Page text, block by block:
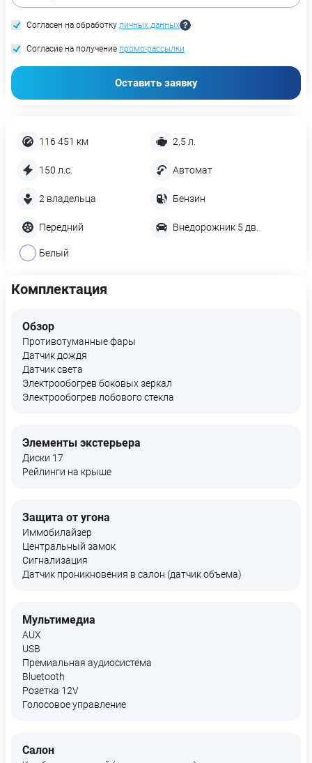
116 451 км 2,5 л.
150 л.с. Автомат
2 владельца Бензин
Передний Внедорожник 5 дв.
Белый
Комплектация
Обзор
Противотуманные фары
Датчик дождя
Датчик света
Электрообогрев боковых зеркал
Электрообогрев лобового стекла
Элементы экстерьера
Диски 17
Рейлинги на крыше
Защита от угона
Иммобилайзер
Центральный замок
Сигнализация
Датчик проникновения в салон (датчик объема)
Мультимедиа
AUX
USB
Премиальная аудиосистема
Bluetooth
Розетка 12V
Голосовое управление
Салон
Согласен на обработку личных данных
Согласие на получение промо-рассылки
Оставить заявку